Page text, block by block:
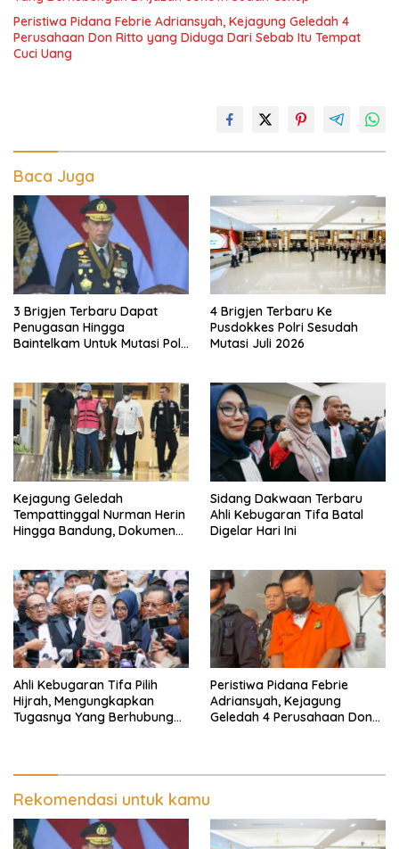
Peristiwa Pidana Febrie Adriansyah, Kejagung Geledah 4
Perusahaan Don Ritto yang Diduga Dari Sebab Itu Tempat
Cuci Uang
Baca Juga
3 Brigjen Terbaru Dapat
Penugasan Hingga
Baintelkam Untuk Mutasi Polri
4 Brigjen Terbaru Ke
Pusdokkes Polri Sesudah
Mutasi Juli 2026
Kejagung Geledah
Tempattinggal Nurman Herin
Hingga Bandung, Dokumen
Sidang Dakwaan Terbaru
Ahli Kebugaran Tifa Batal
Digelar Hari Ini
Ahli Kebugaran Tifa Pilih
Hijrah, Mengungkapkan
Tugasnya Yang Berhubungan
Peristiwa Pidana Febrie
Adriansyah, Kejagung
Geledah 4 Perusahaan Don
Rekomendasi untuk kamu